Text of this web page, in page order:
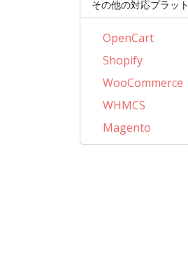
その他の対応プラッ
OpenCart
Shopify
WooCommerce
WHMCS
Magento
PrestaShop